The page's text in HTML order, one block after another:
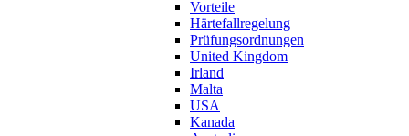
Vorteile
Härtefallregelung
Prüfungsordnungen
United Kingdom
Irland
Malta
USA
Kanada